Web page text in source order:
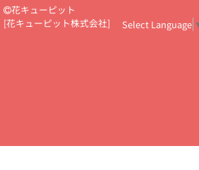
ール
新築引っ越し祝いコラム お祝
場上司や先輩へ贈るお祝い花の正解は？
あり)
花キューピット×専門家
CO2
花キューピット
[花キューピット株式会社] Select Language